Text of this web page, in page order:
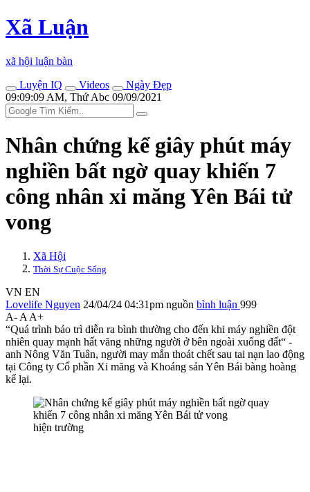
Xã Luận
xã hội luận bàn
Luyện IQ
Videos
Ngày Đẹp
09:09:09 AM, Thứ Abc 09/09/2021
Nhân chứng kể giây phút máy
nghiền bất ngờ quay khiến 7
công nhân xi măng Yên Bái t‌ử
von‌g
Xã Hội
Thời Sự Cuộc Sống
VN EN
Lovelife Nguyen 24/04/24 04:31pm nguồn bình luận 999
A- A A+
“Quá trình bảo trì diễn ra bình thường cho đến khi máy nghiền đột
nhiên quay mạnh hất văng những người ở bên ngoài xuống đất“ -
anh Nông Văn Tuân, người may mắn thoát chết sau tai nạn lao động
tại Công ty Cổ phần Xi măng và Khoáng sản Yên Bái bàng hoàng
kể lại.
hiện trường